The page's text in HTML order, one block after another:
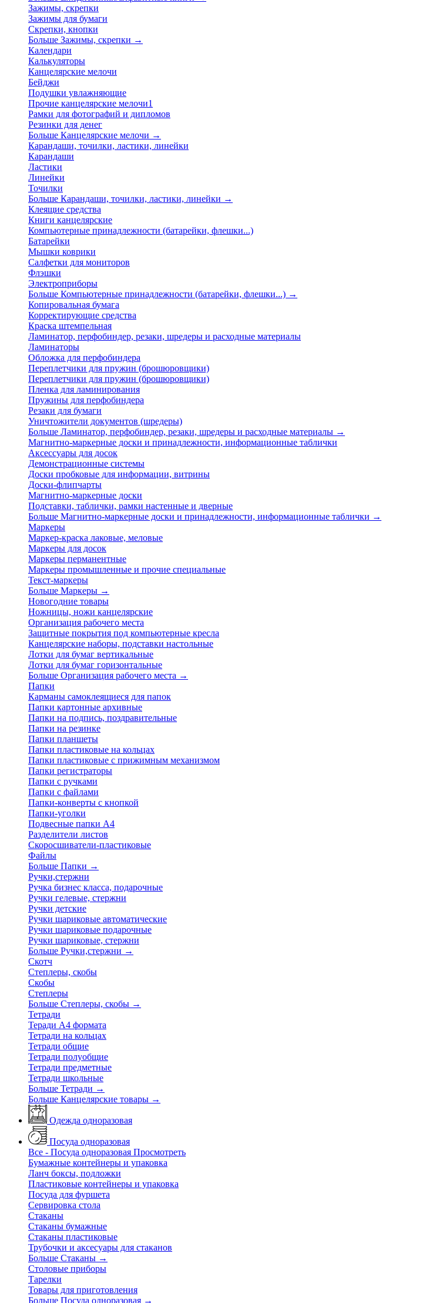
Зажимы, скрепки
Зажимы для бумаги
Скрепки, кнопки
Больше Зажимы, скрепки →
Календари
Калькуляторы
Канцелярские мелочи
Бейджи
Подушки увлажняющие
Прочие канцелярские мелочи1
Рамки для фотографий и дипломов
Резинки для денег
Больше Канцелярские мелочи →
Карандаши, точилки, ластики, линейки
Карандаши
Ластики
Линейки
Точилки
Больше Карандаши, точилки, ластики, линейки →
Клеящие средства
Книги канцелярские
Компьютерные принадлежности (батарейки, флешки...)
Батарейки
Мышки коврики
Салфетки для мониторов
Флэшки
Электроприборы
Больше Компьютерные принадлежности (батарейки, флешки...) →
Копировальная бумага
Корректирующие средства
Краска штемпельная
Ламинатор, перфобиндер, резаки, шредеры и расходные материалы
Ламинаторы
Обложка для перфобиндера
Переплетчики для пружин (брошюровщики)
Переплетчики для пружин (брошюровщики)
Пленка для ламинирования
Пружины для перфобиндера
Резаки для бумаги
Уничтожители документов (шредеры)
Больше Ламинатор, перфобиндер, резаки, шредеры и расходные материалы →
Магнитно-маркерные доски и принадлежности, информационные таблички
Аксессуары для досок
Демонстрационные системы
Доски пробковые для информации, витрины
Доски-флипчарты
Магнитно-маркерные доски
Подставки, таблички, рамки настенные и дверные
Больше Магнитно-маркерные доски и принадлежности, информационные таблички →
Маркеры
Маркер-краска лаковые, меловые
Маркеры для досок
Маркеры перманентные
Маркеры промышленные и прочие специальные
Текст-маркеры
Больше Маркеры →
Новогодние товары
Ножницы, ножи канцелярские
Организация рабочего места
Защитные покрытия под компьютерные кресла
Канцелярские наборы, подставки настольные
Лотки для бумаг вертикальные
Лотки для бумаг горизонтальные
Больше Организация рабочего места →
Папки
Карманы самоклеящиеся для папок
Папки картонные архивные
Папки на подпись, поздравительные
Папки на резинке
Папки планшеты
Папки пластиковые на кольцах
Папки пластиковые с прижимным механизмом
Папки регистраторы
Папки с ручками
Папки с файлами
Папки-конверты с кнопкой
Папки-уголки
Подвесные папки А4
Разделители листов
Скоросшиватели-пластиковые
Файлы
Больше Папки →
Ручки,стержни
Ручка бизнес класса, подарочные
Ручки гелевые, стержни
Ручки детские
Ручки шариковые автоматические
Ручки шариковые подарочные
Ручки шариковые, стержни
Больше Ручки,стержни →
Скотч
Степлеры, скобы
Скобы
Степлеры
Больше Степлеры, скобы →
Тетради
Теради А4 формата
Тетради на кольцах
Тетради общие
Тетради полуобщие
Тетради предметные
Тетради школьные
Больше Тетради →
Больше Канцелярские товары →
Одежда одноразовая
Посуда одноразовая
Все - Посуда одноразовая Просмотреть
Бумажные контейнеры и упаковка
Ланч боксы, подложки
Пластиковые контейнеры и упаковка
Посуда для фуршета
Сервировка стола
Стаканы
Стаканы бумажные
Стаканы пластиковые
Трубочки и аксесуары для стаканов
Больше Стаканы →
Столовые приборы
Тарелки
Товары для приготовления
Больше Посуда одноразовая →